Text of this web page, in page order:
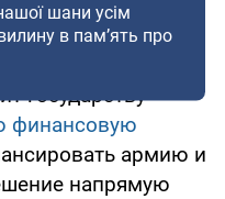
почти половина
на повышение
государству
финансовую
армию и
напрямую
шани усім
в пам’ять про